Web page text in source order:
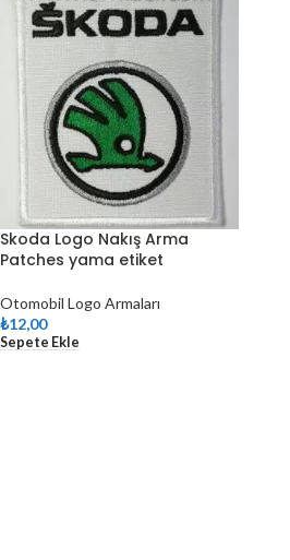
Skoda Logo Nakış Arma
Patches yama etiket
Otomobil Logo Armaları
₺12,00
Sepete Ekle